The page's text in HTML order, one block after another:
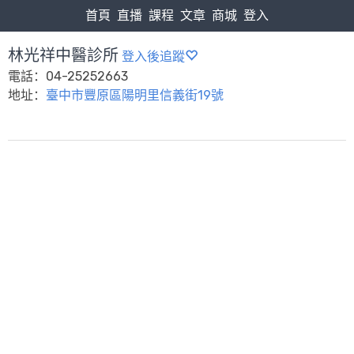
首頁 直播 課程 文章 商城 登入
林光祥中醫診所 登入後追蹤
電話：04-25252663
地址： 臺中市豐原區陽明里信義街19號